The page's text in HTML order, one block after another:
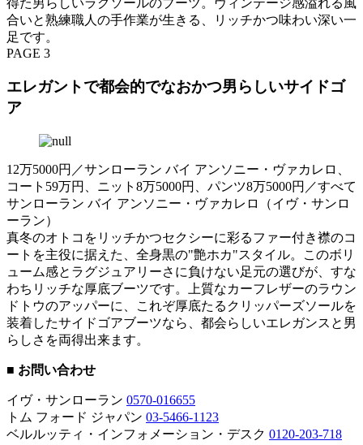
得た男らしいラグソールのブーツ。ヴィンテージ感溢れる風
合いと熟練職人の手作業が生きる、リッチかつ味わい深い一
足です。
PAGE 3
エレガントで都会的でなおかつ男らしいサイドゴ
ア
12万5000円／サンローラン バイ アンソニー・ヴァカレロ、
コート59万円、ニット8万5000円、パンツ8万5000円／すべて
サンローラン バイ アンソニー・ヴァカレロ（イヴ・サンロ
ーラン）
真冬のオトコをリッチかつセクシーに彩るファー付き襟のコ
ートを主役に据えた、全身黒の"艶ホカ"スタイル。このボリ
ューム感とラグジュアリーさに負けない足元の選びが、すな
わちリッチな厚底ブーツです。上質なカーフレザーのラウン
ドトウのアッパーに、これぞ厚底たるクリッパーズソールを
装着したサイドゴアブーツなら、都会らしいエレガンスと男
らしさを両得出来ます。
■ お問い合わせ
イヴ・サンローラン 0570-016655
トム フォード ジャパン 03-5466-1123
ベルルッティ・インフォメーション・デスク 0120-203-718